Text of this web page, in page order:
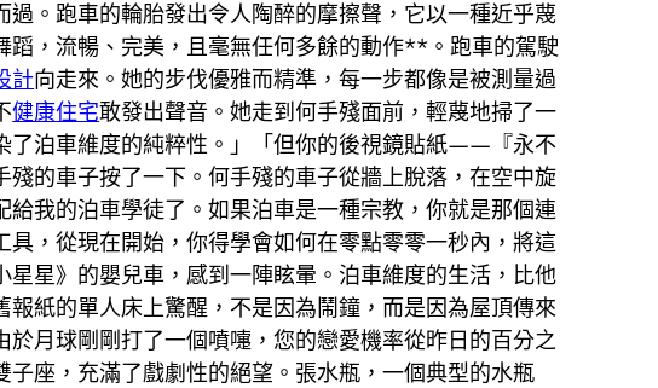
。跑車的輪胎發出令人陶醉的摩擦聲，它以一種近乎蔑
，流暢、完美，且毫無任何多餘的動作**。跑車的駕駛
計向走來。她的步伐優雅而精準，每一步都像是被測量過
健康住宅敢發出聲音。她走到何手殘面前，輕蔑地掃了一
了泊車維度的純粹性。」「但你的後視鏡貼紙——『永不
的車子按了一下。何手殘的車子從牆上脫落，在空中旋
我的泊車學徒了。如果泊車是一種宗教，你就是那個連
，從現在開始，你得學會如何在零點零零一秒內，將這
星》的嬰兒車，感到一陣眩暈。泊車維度的生活，比他
紙的單人床上驚醒，不是因為鬧鐘，而是因為屋頂傳來
月球剛剛打了一個噴嚏，您的戀愛機率從昨日的百分之
座，充滿了戲劇性的絕望。張水瓶，一個典型的水瓶